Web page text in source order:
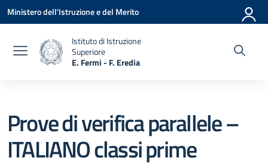
Vai ai contenuti
Vai al menu di navigazione
Vai al footer
Ministero dell'Istruzione e del Merito
Istituto di Istruzione
Superiore
E. Fermi - F. Eredia
Prove di verifica parallele –
ITALIANO classi prime